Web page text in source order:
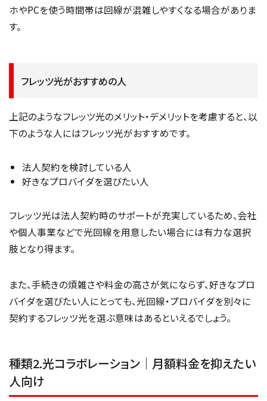
ホやPCを使う時間帯は回線が混雑しやすくなる場合がありま
す。
フレッツ光がおすすめの人
上記のようなフレッツ光のメリット・デメリットを考慮すると、以
下のような人にはフレッツ光がおすすめです。
法人契約を検討している人
好きなプロバイダを選びたい人
フレッツ光は法人契約時のサポートが充実しているため、会社
や個人事業などで光回線を用意したい場合には有力な選択
肢となり得ます。
また、手続きの煩雑さや料金の高さが気にならず、好きなプロ
バイダを選びたい人にとっても、光回線・プロバイダを別々に
契約するフレッツ光を選ぶ意味はあるといえるでしょう。
種類2.光コラボレーション｜月額料金を抑えたい
人向け